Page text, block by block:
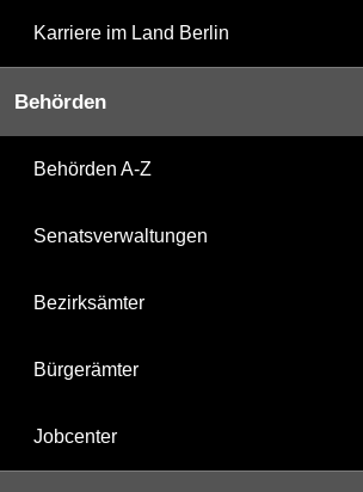
Karriere im Land Berlin
Behörden
Behörden A-Z
Senatsverwaltungen
Bezirksämter
Bürgerämter
Jobcenter